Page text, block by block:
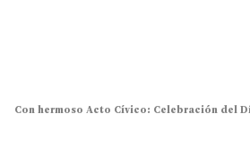
Con hermoso Acto Cívico: Celebración del